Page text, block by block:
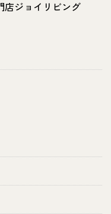
店ジョイリビング